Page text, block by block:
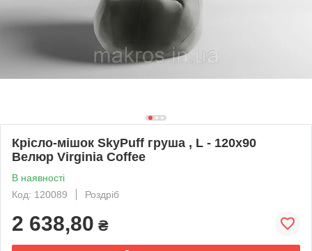
Крісло-мішок SkyPuff груша , L - 120х90
Велюр Virginia Coffee
В наявності
Код: 120089
Роздріб
2 638,80 ₴